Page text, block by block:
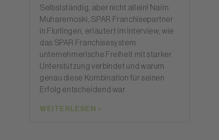
Selbstständig, aber nicht allein! Naim
Muharemoski, SPAR Franchisepartner
in Flurlingen, erläutert im Interview, wie
das SPAR Franchisesystem
unternehmerische Freiheit mit starker
Unterstützung verbindet und warum
genau diese Kombination für seinen
Erfolg entscheidend war.
WEITERLESEN »